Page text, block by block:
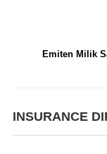
Emiten Milik
INSURANCE